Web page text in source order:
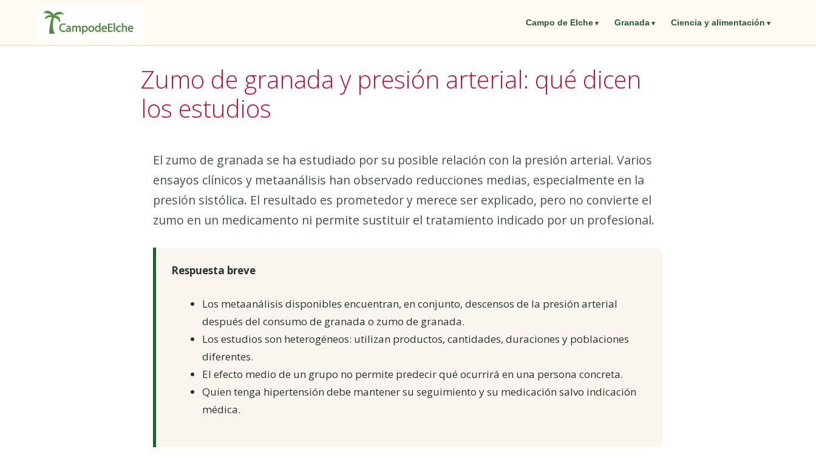
Campo de Elche Granada Ciencia y alimentación
Zumo de granada y presión arterial: qué dicen
los estudios
El zumo de granada se ha estudiado por su posible relación con la presión arterial. Varios
ensayos clínicos y metaanálisis han observado reducciones medias, especialmente en la
presión sistólica. El resultado es prometedor y merece ser explicado, pero no convierte el
zumo en un medicamento ni permite sustituir el tratamiento indicado por un profesional.
Respuesta breve
Los metaanálisis disponibles encuentran, en conjunto, descensos de la presión arterial
después del consumo de granada o zumo de granada.
Los estudios son heterogéneos: utilizan productos, cantidades, duraciones y poblaciones
diferentes.
El efecto medio de un grupo no permite predecir qué ocurrirá en una persona concreta.
Quien tenga hipertensión debe mantener su seguimiento y su medicación salvo indicación
médica.